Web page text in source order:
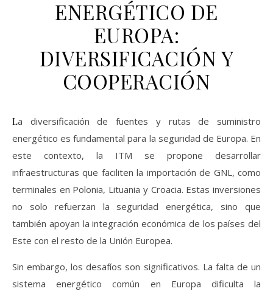
ENERGÉTICO DE
EUROPA:
DIVERSIFICACIÓN Y
COOPERACIÓN
La diversificación de fuentes y rutas de suministro
energético es fundamental para la seguridad de Europa. En
este contexto, la ITM se propone desarrollar
infraestructuras que faciliten la importación de GNL, como
terminales en Polonia, Lituania y Croacia. Estas inversiones
no solo refuerzan la seguridad energética, sino que
también apoyan la integración económica de los países del
Este con el resto de la Unión Europea.
Sin embargo, los desafíos son significativos. La falta de un
sistema energético común en Europa dificulta la